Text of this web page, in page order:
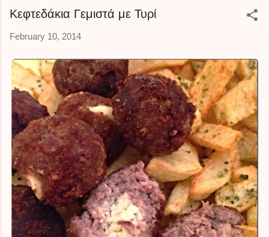
Κεφτεδάκια Γεμιστά με Τυρί
February 10, 2014